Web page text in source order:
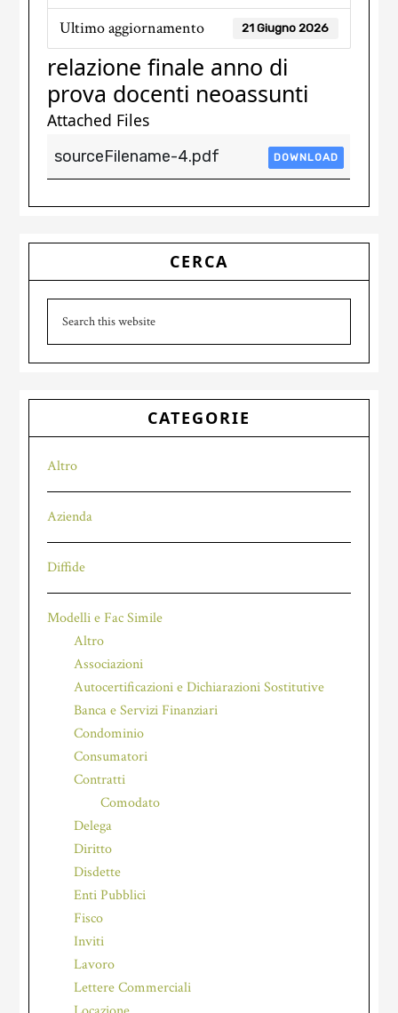
Ultimo aggiornamento 21 Giugno 2026
relazione finale anno di
prova docenti neoassunti​
Attached Files
sourceFilename-4.pdf DOWNLOAD
Primary
Sidebar
CERCA
this
CATEGORIE
Altro
Azienda
Diffide
Modelli e Fac Simile
Altro
Associazioni
Autocertificazioni e Dichiarazioni Sostitutive
Banca e Servizi Finanziari
Condominio
Consumatori
Contratti
Comodato
Delega
Diritto
Disdette
Enti Pubblici
Fisco
Inviti
Lavoro
Lettere Commerciali